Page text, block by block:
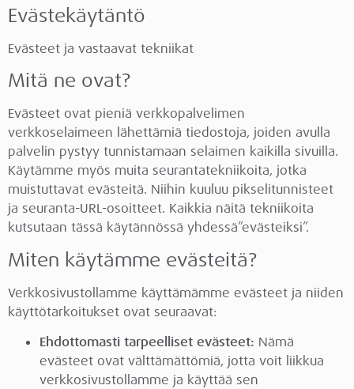
Evästekäytäntö
Evästeet ja vastaavat tekniikat
Mitä ne ovat?
Evästeet ovat pieniä verkkopalvelimen
verkkoselaimeen lähettämiä tiedostoja, joiden avulla
palvelin pystyy tunnistamaan selaimen kaikilla sivuilla.
Käytämme myös muita seurantatekniikoita, jotka
muistuttavat evästeitä. Niihin kuuluu pikselitunnisteet
ja seuranta-URL-osoitteet. Kaikkia näitä tekniikoita
kutsutaan tässä käytännössä yhdessä”evästeiksi”.
Miten käytämme evästeitä?
Verkkosivustollamme käyttämämme evästeet ja niiden
käyttötarkoitukset ovat seuraavat:
Ehdottomasti tarpeelliset evästeet: Nämä
evästeet ovat välttämättömiä, jotta voit liikkua
verkkosivustollamme ja käyttää sen